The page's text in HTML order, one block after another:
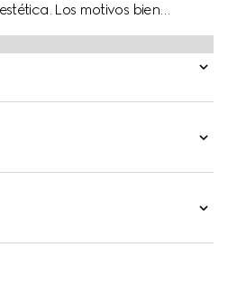
Los motivos bien
de hombre presentan
tanto para negocios como